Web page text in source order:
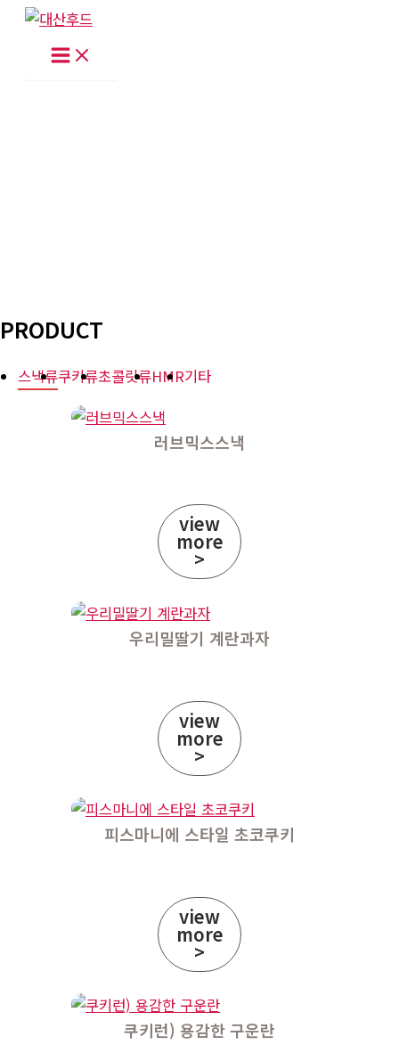
PRODUCT
스낵류쿠키류초콜릿류HMR기타
러브믹스스낵
view
more
>
우리밀딸기 계란과자
view
more
>
피스마니에 스타일 초코쿠키
view
more
>
쿠키런) 용감한 구운란